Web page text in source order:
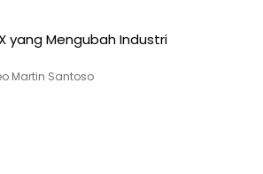
yang Mengubah Industri
Martin Santoso